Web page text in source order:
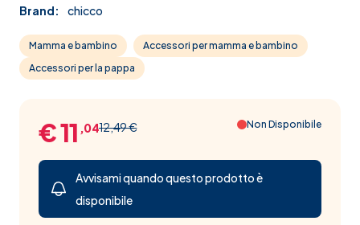
Brand:
chicco
Mamma e bambino
Accessori per mamma e bambino
Accessori per la pappa
12,49 €
€ 11 ,04 Non Disponibile
Avvisami quando questo prodotto è
disponibile